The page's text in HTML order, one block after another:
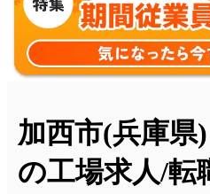
加西市(兵庫県
の工場求人/転